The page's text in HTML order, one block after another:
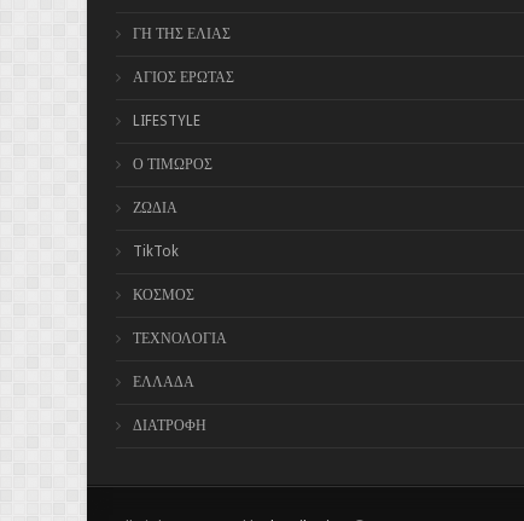
ΓΗ ΤΗΣ ΕΛΙΑΣ
ΑΓΙΟΣ ΕΡΩΤΑΣ
LIFESTYLE
Ο ΤΙΜΩΡΟΣ
ΖΩΔΙΑ
TikTok
ΚΟΣΜΟΣ
ΤΕΧΝΟΛΟΓΙΑ
ΕΛΛΑΔΑ
ΔΙΑΤΡΟΦΗ